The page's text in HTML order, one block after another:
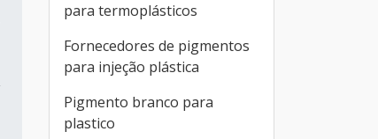
para termoplásticos
Fornecedores de pigmentos
para injeção plástica
Pigmento branco para
plastico